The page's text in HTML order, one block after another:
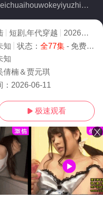
别名：beichuaihouwokeyiyuzhiweilai
短剧,年代穿越 2026
8.0
知 状态： 全77集- 免费在线观看
知
倩楠＆贾元琪
2026-06-11
 极速观看